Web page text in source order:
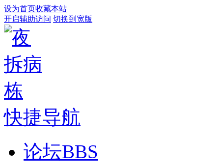
设为首页收藏本站
开启辅助访问 切换到宽版
快捷导航
论坛BBS